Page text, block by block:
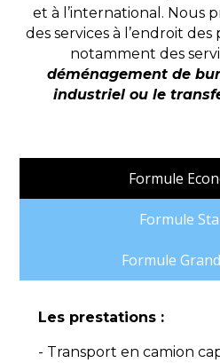
et à l’international. Nous
des services à l’endroit des
notamment des
déménagement de
industriel ou le
Formule
Formule
Formule
Les prestations :
- Transport en camion